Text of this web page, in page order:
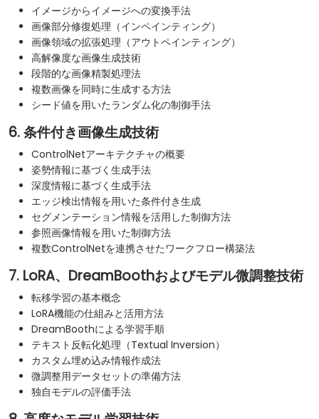
イメージからイメージへの変換手法
画像部分修復処理（インペインティング）
画像領域の拡張処理（アウトペインティング）
高解像度な画像生成技術
段階的な画像精製処理法
複数画像を同時に生成する方法
シード値を用いたランダム化の制御手法
6. 条件付き画像生成技術
ControlNetアーキテクチャの概要
姿勢情報に基づく生成手法
深度情報に基づく生成手法
エッジ検出情報を用いた条件付き生成
セグメンテーション情報を活用した制御方法
参照画像情報を用いた制御方法
複数ControlNetを連携させたワークフロー構築法
7. LoRA、DreamBoothおよびモデル微調整技術
転移学習の基本概念
LoRA機能の仕組みと活用方法
DreamBoothによる学習手順
テキスト反転化処理（Textual Inversion）
カスタム埋め込み情報作成法
微調整用データセットの準備方法
独自モデルの評価手法